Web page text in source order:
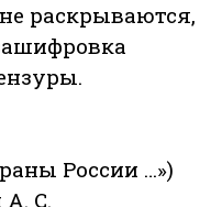
раскрываются,
России …»)
А. С.